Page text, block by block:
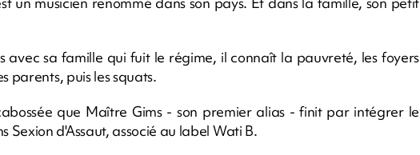
avec sa famille qui fuit le régime, il connaît la pauvreté, les foyers
parents, puis les squats.
que Maître Gims - son premier alias - finit par intégrer le
Sexion d'Assaut, associé au label Wati B.